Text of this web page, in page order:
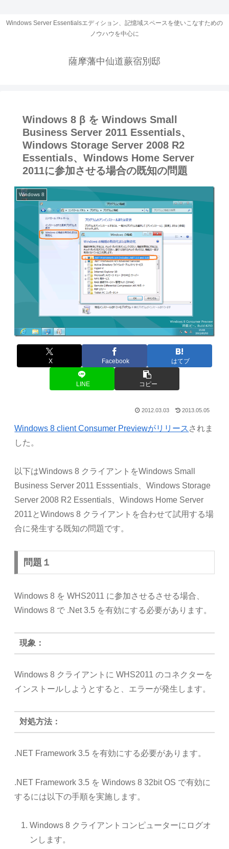
Windows Server Essentialsエディション、記憶域スペースを使いこなすための
ノウハウを中心に
薩摩藩中仙道蕨宿別邸
Windows 8 β を Windows Small
Business Server 2011 Essentials、
Windows Storage Server 2008 R2
Essentials、Windows Home Server
2011に参加させる場合の既知の問題
Windows 8
X Facebook はてブ
LINE コピー
2012.03.03 2013.05.05
Windows 8 client Consumer Previewがリリース されま
した。
以下はWindows 8 クライアントをWindows Small
Business Server 2011 Esssentials、Windows Storage
Server 2008 R2 Essentials、Windows Home Server
2011とWindows 8 クライアントを合わせて試用する場
合に発生する既知の問題です。
問題１
Windows 8 を WHS2011 に参加させるさせる場合、
Windows 8 で .Net 3.5 を有効にする必要があります。
現象：
Windows 8 クライアントに WHS2011 のコネクターを
インストールしようとすると、エラーが発生します。
対処方法：
.NET Framework 3.5 を有効にする必要があります。
.NET Framework 3.5 を Windows 8 32bit OS で有効に
するには以下の手順を実施します。
Windows 8 クライアントコンピューターにログオ
ンします。